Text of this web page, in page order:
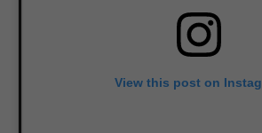
View this post on